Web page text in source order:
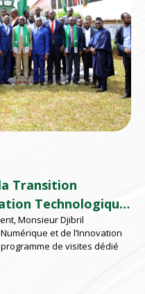
Transition
Technologique
Monsieur Djibril
et de l’Innovation
de visites dédié